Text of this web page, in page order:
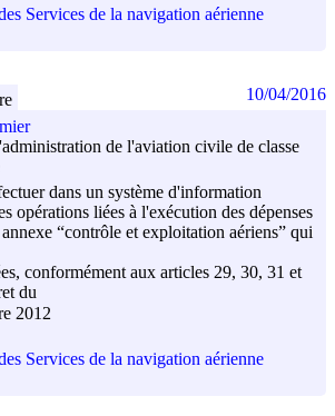
Services de la navigation aérienne
de l'aviation civile de classe
dans un système d'information
opérations liées à l'exécution des dépenses
“contrôle et exploitation aériens” qui
conformément aux articles 29, 30, 31 et
du
2012
Services de la navigation aérienne
10/04/2016